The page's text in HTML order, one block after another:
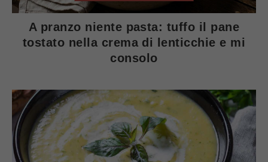
A pranzo niente pasta: tuffo il pane
tostato nella crema di lenticchie e mi
consolo